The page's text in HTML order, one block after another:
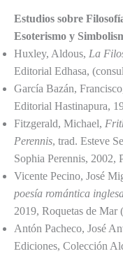
Estudios sobre
Esoterismo y
Huxley, Aldous, La
Editorial Edhasa,
García Bazán,
Editorial Hastinapura,
Fitzgerald, Michael,
Perennis, trad. Esteve
Sophia Perennis, 2002,
Vicente Pecino, José
poesía romántica
2019, Roquetas de Mar
Antón Pacheco, José
Ediciones, Colección